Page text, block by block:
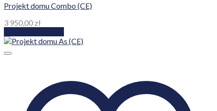
Projekt domu Combo (CE)
3 950,00 zł